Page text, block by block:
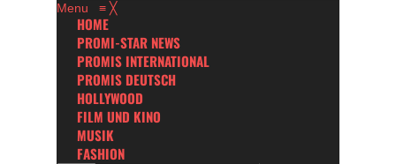
Menu ≡ ╳
HOME
PROMI-STAR NEWS
PROMIS INTERNATIONAL
PROMIS DEUTSCH
HOLLYWOOD
FILM UND KINO
MUSIK
FASHION